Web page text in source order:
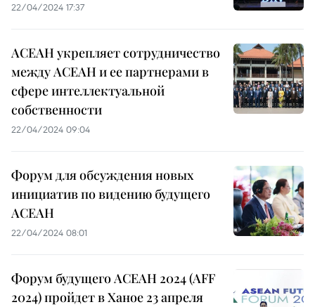
22/04/2024 17:37
АСЕАН укрепляет сотрудничество
между АСЕАН и ее партнерами в
сфере интеллектуальной
собственности
22/04/2024 09:04
Форум для обсуждения новых
инициатив по видению будущего
АСЕАН
22/04/2024 08:01
Форум будущего АСЕАН 2024 (AFF
2024) пройдет в Ханое 23 апреля